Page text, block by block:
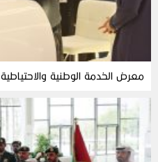
معرض الخدمة الوطنية